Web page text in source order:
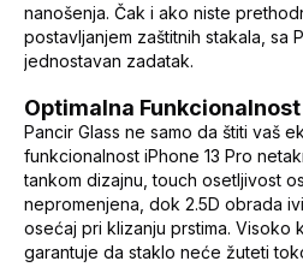
nanošenja. Čak i ako niste
postavljanjem zaštitnih stakala, sa
jednostavan zadatak.
Optimalna Funkcionalnost
Pancir Glass ne samo da štiti vaš
funkcionalnost iPhone 13 Pro
tankom dizajnu, touch osetljivost
nepromenjena, dok 2.5D obrada
osećaj pri klizanju prstima. Visoko
garantuje da staklo neće žuteti